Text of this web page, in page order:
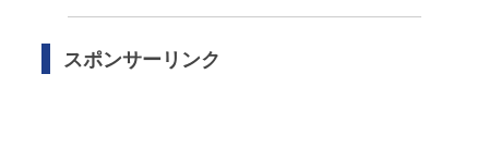
スポンサーリンク